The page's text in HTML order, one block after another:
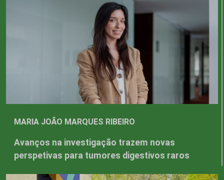
MARIA JOÃO MARQUES RIBEIRO
Avanços na investigação trazem novas
perspetivas para tumores digestivos raros